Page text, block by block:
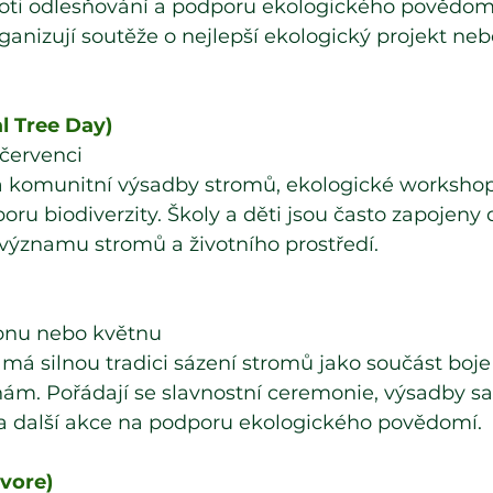
odlesňování a podporu ekologického
soutěže o nejlepší ekologický projekt
Tree Day)
komunitní výsadby stromů, ekologické
biodiverzity. Školy a děti jsou často zapojeny
stromů a životního prostředí.
nebo květnu
silnou tradici sázení stromů jako součást
Pořádají se slavnostní ceremonie, výsadby
další akce na podporu ekologického povědomí.